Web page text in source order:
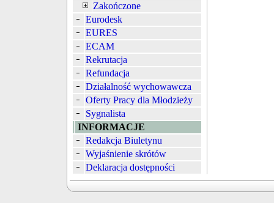
Zakończone
Eurodesk
EURES
ECAM
Rekrutacja
Refundacja
Działalność wychowawcza
Oferty Pracy dla Młodzieży
Sygnalista
INFORMACJE
Redakcja Biuletynu
Wyjaśnienie skrótów
Deklaracja dostępności